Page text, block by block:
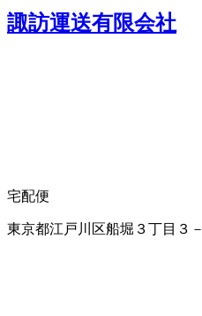
諏訪運送有限会社
宅配便
東京都江戸川区船堀３丁目３